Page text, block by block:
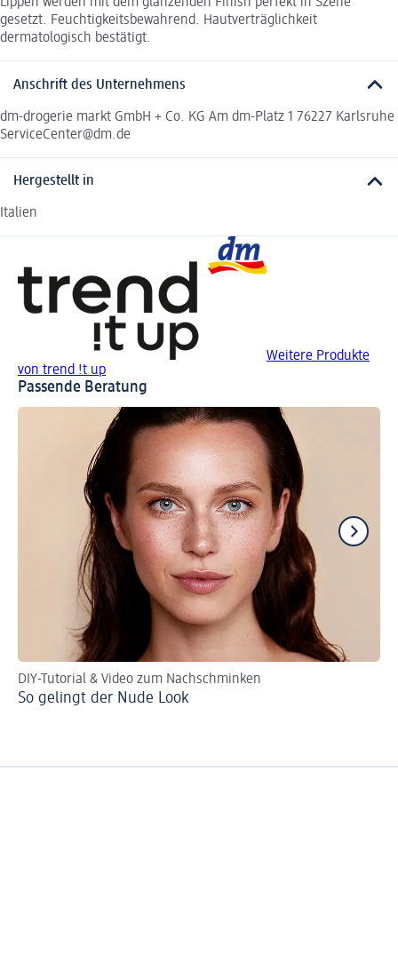
Lippen werden mit dem glänzenden Finish perfekt in Szene
gesetzt. Feuchtigkeitsbewahrend. Hautverträglichkeit
dermatologisch bestätigt.
Anschrift des Unternehmens
dm-drogerie markt GmbH + Co. KG Am dm-Platz 1 76227 Karlsruhe
ServiceCenter@dm.de
Hergestellt in
Italien
Weitere Produkte
von trend !t up
Passende Beratung
DIY-Tutorial & Video zum Nachschminken
So gelingt der Nude Look